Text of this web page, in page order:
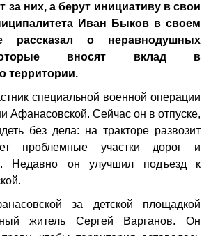
них, а берут инициативу в свои
Иван Быков в своем
рассказал о неравнодушных
вносят вклад в
территории.
специальной военной операции
Афанасовской. Сейчас он в отпуске,
без дела: на тракторе развозит
проблемные участки дорог и
Недавно он улучшил подъезд к
за детской площадкой
житель Сергей Варганов. Он